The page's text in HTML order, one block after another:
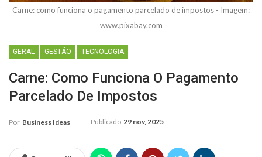
Carne: como funciona o pagamento parcelado de impostos - Imagem:
www.pixabay.com
GERAL GESTÃO TECNOLOGIA
Carne: Como Funciona O Pagamento
Parcelado De Impostos
Por Business Ideas Publicado 29 nov, 2025